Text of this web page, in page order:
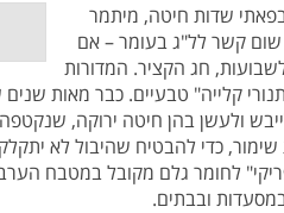
שדות חיטה, מיתמר
שום קשר לל"ג בעומר – אם
חג הקציר. המדורות
קלייה" טבעיים. כבר מאות
ולעשן בהן חיטה ירוקה,
כדי להבטיח שהיבול לא
לחומר גלם מקובל במטבח
ובבתים.